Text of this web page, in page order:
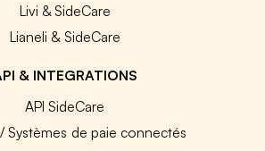
Livi & SideCare
Lianeli & SideCare
& INTEGRATIONS
API SideCare
/ Systèmes de paie connectés